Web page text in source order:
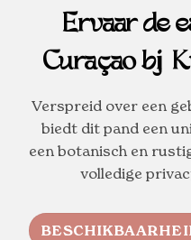
Ervaar de
Curaçao bij
Verspreid over een
biedt dit pand een
een botanisch en
volledige